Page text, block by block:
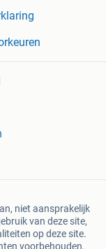
niet aansprakelijk
van deze site,
op deze site.
voorbehouden.